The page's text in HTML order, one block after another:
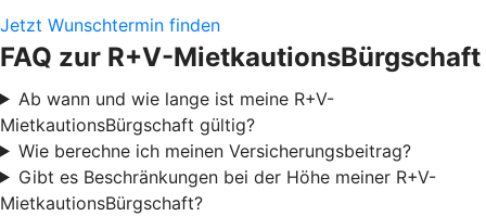
Jetzt Wunschtermin finden
FAQ zur R+V-MietkautionsBürgschaft
Ab wann und wie lange ist meine R+V-
MietkautionsBürgschaft gültig?
Wie berechne ich meinen Versicherungsbeitrag?
Gibt es Beschränkungen bei der Höhe meiner R+V-
MietkautionsBürgschaft?